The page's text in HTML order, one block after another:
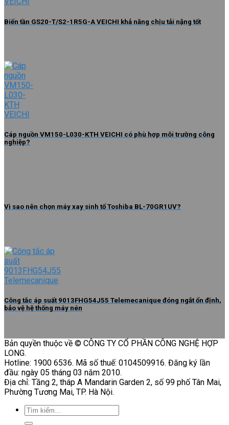
Biến tần GS20-T/S2-1R5G-A VEICHI khả năng chịu tải nặng tốt
Cáp nguồn VM150-L030-KTH VEICHI có phù hợp môi trường công
nghiệp?
Vì sao nên chọn máy xay sinh tố Toshiba BL-70GR1UV?
Công tắc áp suất 9013FHG54J55 Telemecanique đóng ngắt ổn định,
bảo vệ hệ thống máy nén
Bản quyền thuộc về © CÔNG TY CỔ PHẦN CÔNG NGHỆ HỢP
LONG.
Hotline: 1900 6536. Mã số thuế: 0104509916. Đăng ký lần
đầu: ngày 05 tháng 03 năm 2010.
Địa chỉ: Tầng 2, tháp A Mandarin Garden 2, số 99 phố Tân Mai,
Phường Tương Mai, TP. Hà Nội.
Tìm